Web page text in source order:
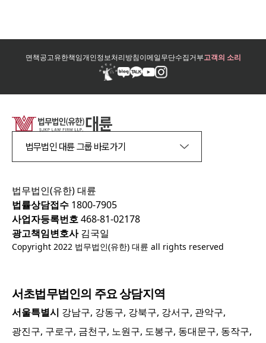
면책공고유한책임개인정보처리방침이메일무단수집거부고객의 소리
법무법인 대륜 그룹 바로가기
법무법인(유한) 대륜
법률상담접수 1800-7905
사업자등록번호468-81-02178
광고책임변호사김국일
Copyright 2022 법무법인(유한) 대륜 all rights reserved
서초법무법인의 주요 상담지역
서울특별시 강남구, 강동구, 강북구, 강서구, 관악구,
광진구, 구로구, 금천구, 노원구, 도봉구, 동대문구, 동작구,